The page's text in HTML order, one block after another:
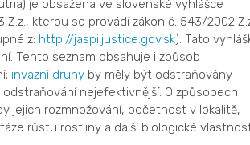
je obsažena ve slovenské vyhlášce
kterou se provádí zákon č. 543/2002
z: http://jaspi.justice.gov.sk). Tato
Tento seznam obsahuje i způsob
invazní druhyby měly být odstraňovány
nejefektivnější. O způsobech
jejich rozmnožování, početnost v lokalitě,
růstu rostliny a další biologické